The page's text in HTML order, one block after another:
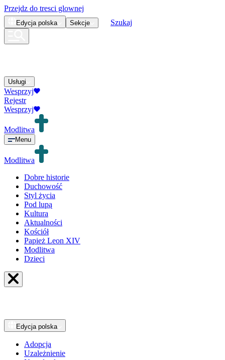
Przejdz do tresci glownej
Edycja polska Sekcje Szukaj
Usługi
Wesprzyj
Rejestr
Wesprzyj
Modlitwa
Menu
Modlitwa
Dobre historie
Duchowość
Styl życia
Pod lupą
Kultura
Aktualności
Kościół
Papież Leon XIV
Modlitwa
Dzieci
Edycja polska
Adopcja
Uzależnienie